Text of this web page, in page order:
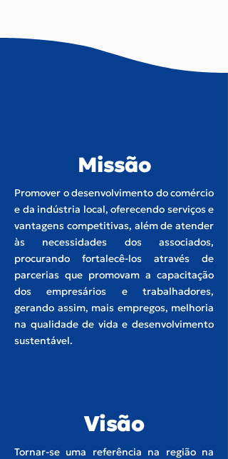
Missão
Promover o desenvolvimento do comércio
e da indústria local, oferecendo serviços e
vantagens competitivas, além de atender
às necessidades dos associados,
procurando fortalecê-los através de
parcerias que promovam a capacitação
dos empresários e trabalhadores,
gerando assim, mais empregos, melhoria
na qualidade de vida e desenvolvimento
sustentável.
Visão
Tornar-se uma referência na região na